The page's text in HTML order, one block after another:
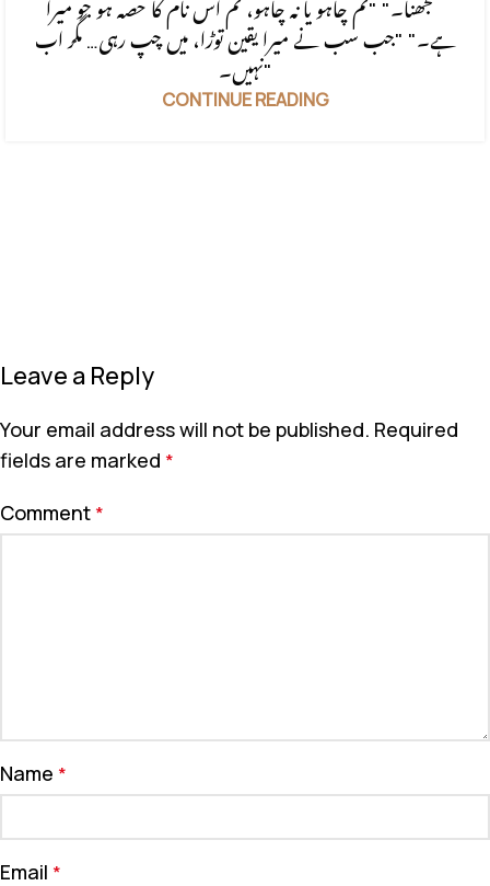
سمجھنا۔" "تم چاہو یا نہ چاہو، تم اس نام کا حصہ ہو جو میرا
ہے۔" "جب سب نے میرا یقین توڑا، میں چپ رہی… مگر اب
نہیں۔"
CONTINUE READING
Leave a Reply
Your email address will not be published. Required
fields are marked *
Comment *
Name *
Email *